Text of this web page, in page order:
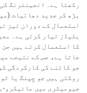
رکھتا ہے۔ انجینئرنگ
بڑھ کر جدید دھاتیات
استعمال کے دوران تیز
بلیڈز تیار کرتی ہے۔
کا استعمال کرتے ہیں جن
جاتا ہے، جس کے نتیجے
جو کاٹنے کی کارکردگی
روکتی ہیں جو چِپنگ یا
جیومیٹری میں